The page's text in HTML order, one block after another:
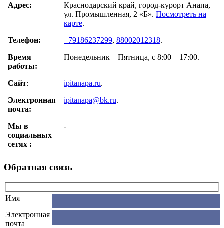
Адрес:
Краснодарский край, город-курорт Анапа,
ул. Промышленная, 2 «Б». Посмотреть на
карте.
Телефон:
+79186237299, 88002012318.
Время
работы:
Понедельник – Пятница, с 8:00 – 17:00.
Сайт: ipitanapa.ru.
Электронная
почта:
ipitanapa@bk.ru.
Мы в
cоциальных
сетях :
-
Обратная связь
Имя
Электронная
почта